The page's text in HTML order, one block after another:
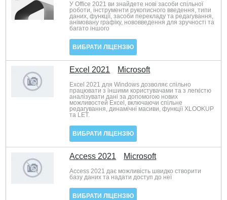
У Office 2021 ви знайдете нові засоби спільної
роботи, інструменти рукописного введення, типи
даних, функції, засоби перекладу та редагування,
анімовану графіку, нововведення для зручності та
багато іншого
ВИБРАТИ ЛІЦЕНЗІЮ
Excel 2021 Microsoft
Excel 2021 для Windows дозволяє спільно
працювати з іншими користувачами та з легкістю
аналізувати дані за допомогою нових
можливостей Excel, включаючи спільне
редагування, динамічні масиви, функції XLOOKUP
та LET.
ВИБРАТИ ЛІЦЕНЗІЮ
Access 2021 Microsoft
Access 2021 дає можливість швидко створити
базу даних та надати доступ до неї
ВИБРАТИ ЛІЦЕНЗІЮ